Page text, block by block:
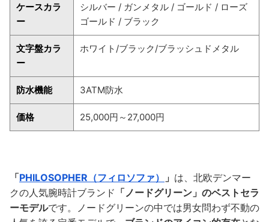
ケースカラ
ー
シルバー / ガンメタル / ゴールド / ローズ
ゴールド / ブラック
文字盤カラ
ー
ホワイト/ブラック/ブラッシュドメタル
防水機能 3ATM防水
価格 25,000円～27,000円
「PHILOSOPHER（フィロソファ） 」 は、北欧デンマー
クの人気腕時計ブランド 「ノードグリーン」のベストセラ
ーモデルです。ノードグリーンの中では男女問わず不動の